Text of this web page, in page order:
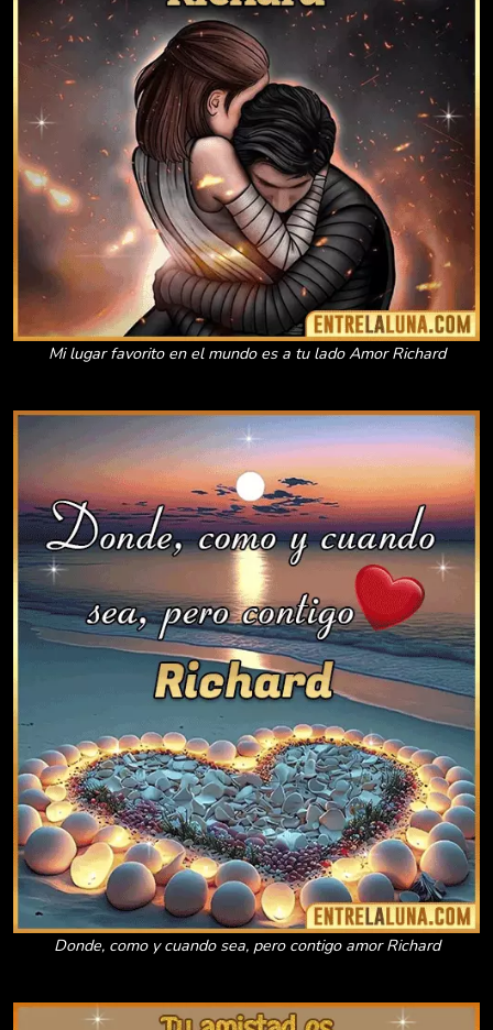
Mi lugar favorito en el mundo es a tu lado Amor Richard
Donde, como y cuando sea, pero contigo amor Richard